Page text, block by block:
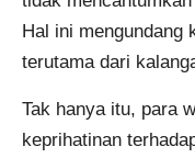
Hal ini mengundang
terutama dari
Tak hanya itu, para
keprihatinan